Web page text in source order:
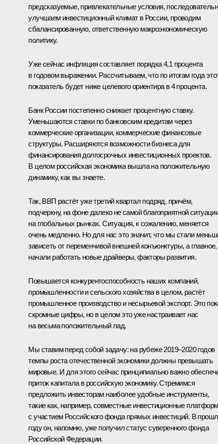
предсказуемые, привлекательные условия,
улучшаем инвестиционный климат в России, проводим
сбалансированную, ответственную макроэкономическую
политику.
Уже сейчас инфляция составляет порядка 4,1 процента
в годовом выражении. Рассчитываем, что по итогам года
показатель будет ниже целевого ориентира в 4 процента.
Банк России постепенно снижает процентную ставку.
Уменьшаются ставки по банковским кредитам через
коммерческие организации, коммерческие финансовые
структуры. Расширяются возможности бизнеса для
финансирования долгосрочных инвестиционных проектов.
В целом российская экономика вышла на положительную
динамику, как вы знаете.
Так, ВВП растёт уже третий квартал подряд, причём,
подчеркну, на фоне далеко не самой благоприятной
на глобальных рынках. Ситуация, к сожалению, меняется
очень медленно. Но для нас это значит, что мы стали
зависеть от переменчивой внешней конъюнктуры, а главное,
начали работать новые драйверы, факторы развития.
Повышается конкурентоспособность наших компаний,
промышленности и сельского хозяйства в целом, растёт
промышленное производство и несырьевой экспорт. Это
скромные цифры, но в целом это уже настраивает нас
на весьма положительный лад.
Мы ставим перед собой задачу: на рубеже 2019–2020 годов
темпы роста отечественной экономики должны превышать
мировые. И для этого сейчас принципиально важно
приток капитала в российскую экономику. Стремимся
предложить инвесторам наиболее удобные инструменты,
такие как, например, совместные инвестиционные
с участием Российского фонда прямых инвестиций. В
году он, напомню, уже получил статус суверенного фонда
Российской Федерации.